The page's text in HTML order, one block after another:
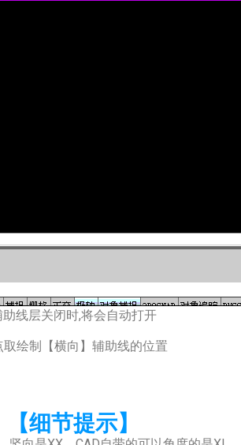
助线层关闭时,将会自动打开
取绘制【横向】辅助线的位置
【细节提示】